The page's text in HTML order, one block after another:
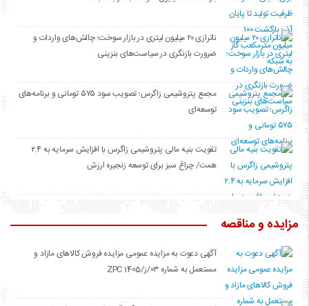
ناترازی ۲۰ میلیون لیتری در بازار سوخت؛ چالش‌های واردات و
ضرورت بازنگری در سیاست‌های بنزینی
مجمع پتروشیمی زاگرس؛ تصویب سود ۵۷۵ تومانی و برنامه‌های
توسعه‌ای
تقویت بنیه مالی پتروشیمی زاگرس با افزایش سرمایه به ۲.۴
همت/ چراغ سبز برای توسعه زنجیره ارزش
مزایده و مناقصه
آگهی دعوت به مزایده عمومی مزایده فروش کالاهای مازاد و
مستعمل به شماره ۰۳/ز/ZPC 1405